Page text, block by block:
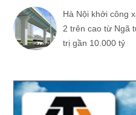
Hà Nội khởi công
2 trên cao từ Ngã
trị gần 10.000 tỷ